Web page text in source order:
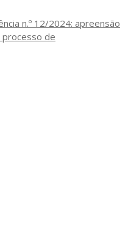
n.º 12/2024: apreensão
processo de